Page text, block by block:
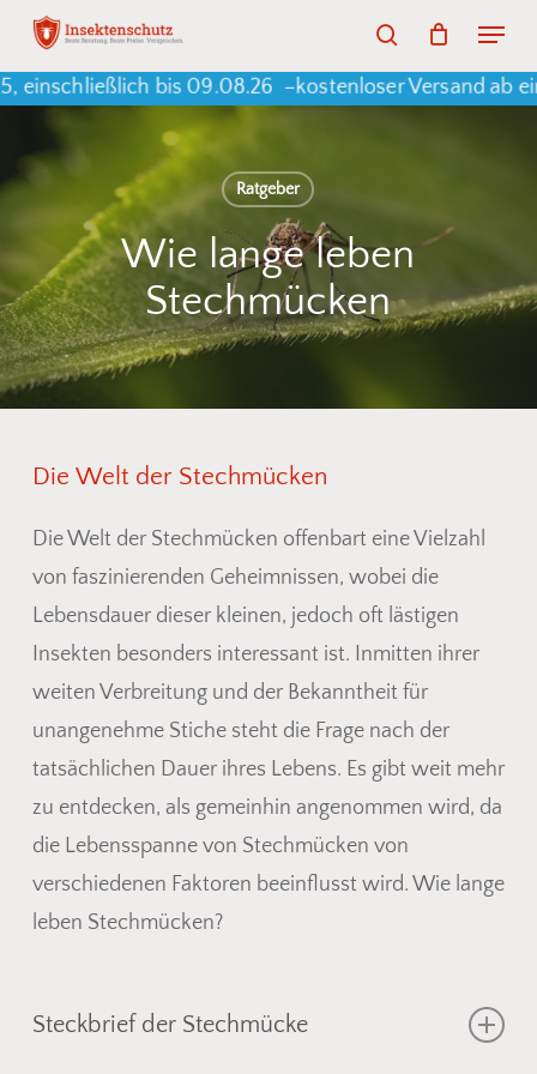
Skip
main
Menu
Cart
bis 09.08.26 –kostenloser Versand ab
Ratgeber
Wie lange leben
Stechmücken
Die Welt der Stechmücken
Die Welt der Stechmücken offenbart eine Vielzahl
von faszinierenden Geheimnissen, wobei die
Lebensdauer dieser kleinen, jedoch oft lästigen
Insekten besonders interessant ist. Inmitten ihrer
weiten Verbreitung und der Bekanntheit für
unangenehme Stiche steht die Frage nach der
tatsächlichen Dauer ihres Lebens. Es gibt weit mehr
zu entdecken, als gemeinhin angenommen wird, da
die Lebensspanne von Stechmücken von
verschiedenen Faktoren beeinflusst wird. Wie lange
leben Stechmücken?
Steckbrief der Stechmücke